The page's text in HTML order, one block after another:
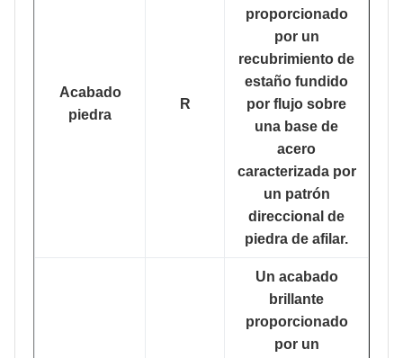
Acabado
piedra
R
proporcionado
por un
recubrimiento de
estaño fundido
por flujo sobre
una base de
acero
caracterizada por
un patrón
direccional de
piedra de afilar.
Un acabado
brillante
proporcionado
por un